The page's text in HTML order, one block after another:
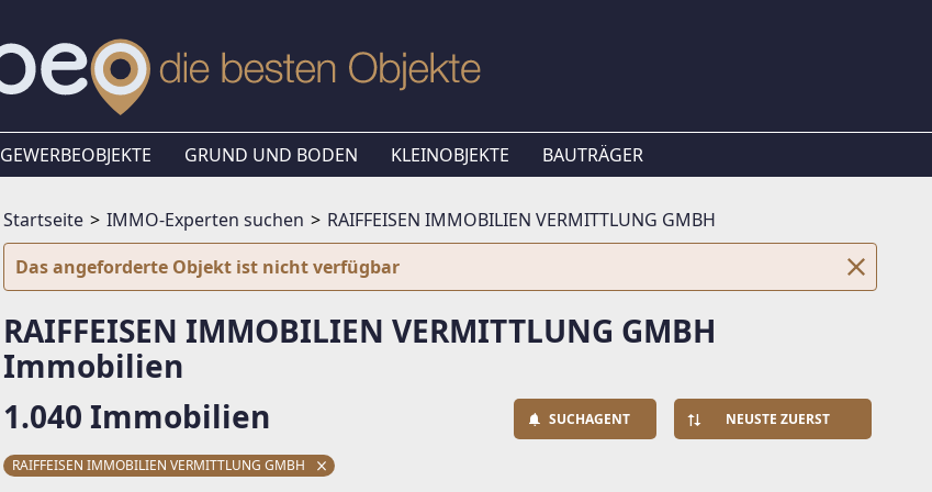
GEWERBEOBJEKTE GRUND UND BODEN KLEINOBJEKTE BAUTRÄGER
Startseite IMMO-Experten suchen
RAIFFEISEN IMMOBILIEN VERMITTLUNG GMBH
Das angeforderte Objekt ist nicht verfügbar
RAIFFEISEN IMMOBILIEN VERMITTLUNG GMBH
Immobilien
1.040 Immobilien
SUCHAGENT NEUSTE ZUERST
RAIFFEISEN IMMOBILIEN VERMITTLUNG GMBH